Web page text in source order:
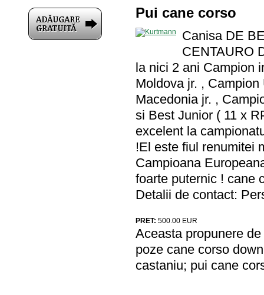
Pui cane corso
Canisa DE
CENTAURO
la nici 2 ani Campion
Moldova jr. ,
Macedonia jr. ,
si Best Junior ( 11 x
excelent la
!El este fiul renumitei
Campioana
foarte puternic ! cane
Detalii de contact:
PRET: 500.00 EUR
Aceasta propunere
poze cane corso
castaniu; pui cane